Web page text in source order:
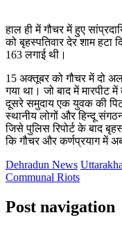
हाल ही में गौचर में हुए
को बृहस्पतिवार देर शाम हटा
163 लगाई थी।
15 अक्तूबर को गौचर में दो
गया था। जो बाद में
दूसरे समुदाय एक युवक की
स्थानीय लोगों और हिन्दू
जिसे पुलिस रिपोर्ट के बाद
कि गौचर और कर्णप्रयाग में अब
Dehradun News
Communal Riots
Post navigation